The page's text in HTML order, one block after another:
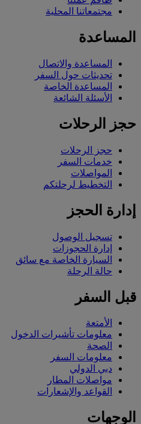
مجتمعاتنا المحلية
المساعدة
المساعدة والاتصال
تحديثات حول السفر
المساعدة الخاصة
الأسئلة الشائعة
حجز الرحلات
حجز الرحلات
خدمات السفر
المواصلات
التخطيط لرحلتكم
إدارة الحجز
تسجيل الوصول
إدارة الحجوزات
السيارة الخاصة مع سائق
حالة الرحلة
قبل السفر
الأمتعة
معلومات تأشيرات الدخول
الصحة
معلومات السفر
دبي الدولي
مواصلات المطار
القواعد والإشعارات
الوجهات